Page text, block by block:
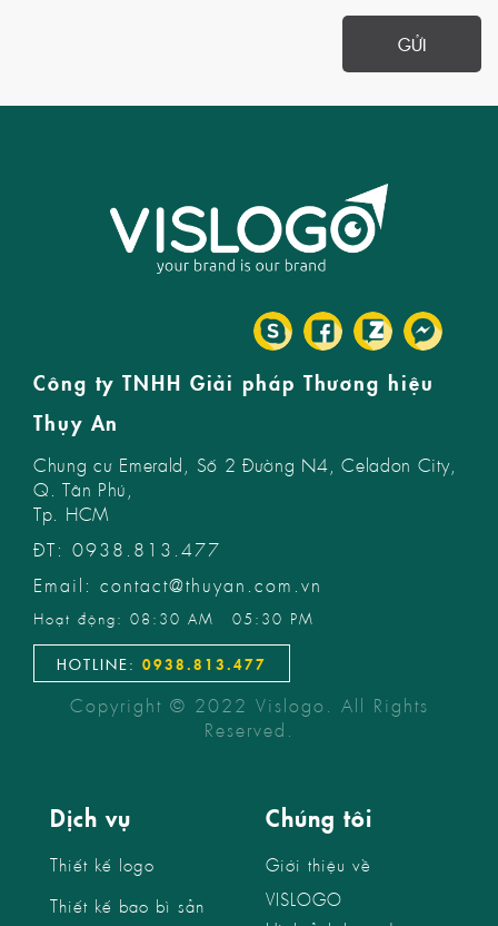
Công ty TNHH Giải pháp Thương hiệu
Thụy An
Chung cư Emerald, Số 2 Đường N4, Celadon City,
Q. Tân Phú,
Tp. HCM
ĐT: 0938.813.477
Email: contact@thuyan.com.vn
Hoạt động: 08:30 AM - 05:30 PM
HOTLINE: 0938.813.477
Copyright © 2022 Vislogo. All Rights
Reserved.
Dịch vụ
Thiết kế logo
Thiết kế bao bì sản
Chúng tôi
Giới thiệu về
VISLOGO